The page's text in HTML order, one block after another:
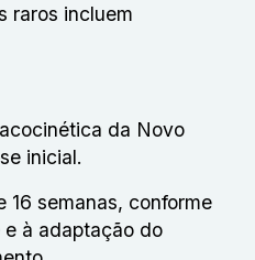
raros incluem
da Novo
inicial.
16 semanas, conforme
à adaptação do